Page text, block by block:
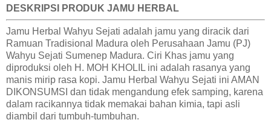
DESKRIPSI PRODUK JAMU HERBAL
Jamu Herbal Wahyu Sejati adalah jamu yang diracik dari
Ramuan Tradisional Madura oleh Perusahaan Jamu (PJ)
Wahyu Sejati Sumenep Madura. Ciri Khas jamu yang
diproduksi oleh H. MOH KHOLIL ini adalah rasanya yang
manis mirip rasa kopi. Jamu Herbal Wahyu Sejati ini AMAN
DIKONSUMSI dan tidak mengandung efek samping, karena
dalam racikannya tidak memakai bahan kimia, tapi asli
diambil dari tumbuh-tumbuhan.